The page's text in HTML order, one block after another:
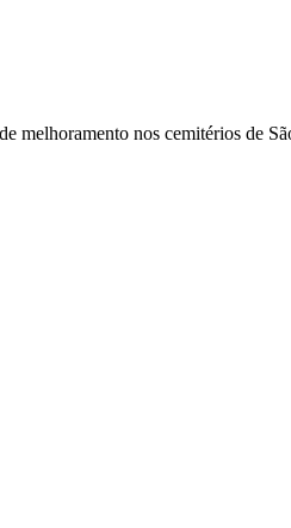
melhoramento nos cemitérios de